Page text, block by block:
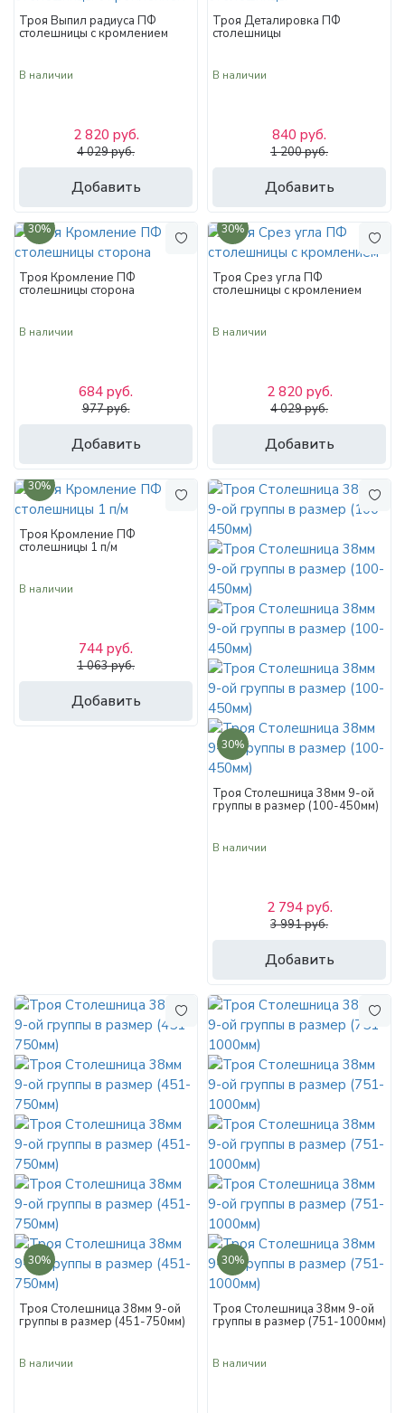
Троя Выпил радиуса ПФ
столешницы с кромлением
В наличии
Добавить
2 820 руб.
4 029 руб.
Троя Деталировка ПФ
столешницы
В наличии
Добавить
840 руб.
1 200 руб.
30%
Троя Кромление ПФ
столешницы сторона
В наличии
Добавить
684 руб.
977 руб.
30%
Троя Срез угла ПФ
столешницы с кромлением
В наличии
Добавить
2 820 руб.
4 029 руб.
30%
Троя Кромление ПФ
столешницы 1 п/м
В наличии
Добавить
744 руб.
1 063 руб.
30%
Троя Столешница 38мм 9-ой
группы в размер (100-450мм)
В наличии
Добавить
2 794 руб.
3 991 руб.
30%
Троя Столешница 38мм 9-ой
группы в размер (451-750мм)
В наличии
30%
Троя Столешница 38мм 9-ой
группы в размер (751-1000мм)
В наличии